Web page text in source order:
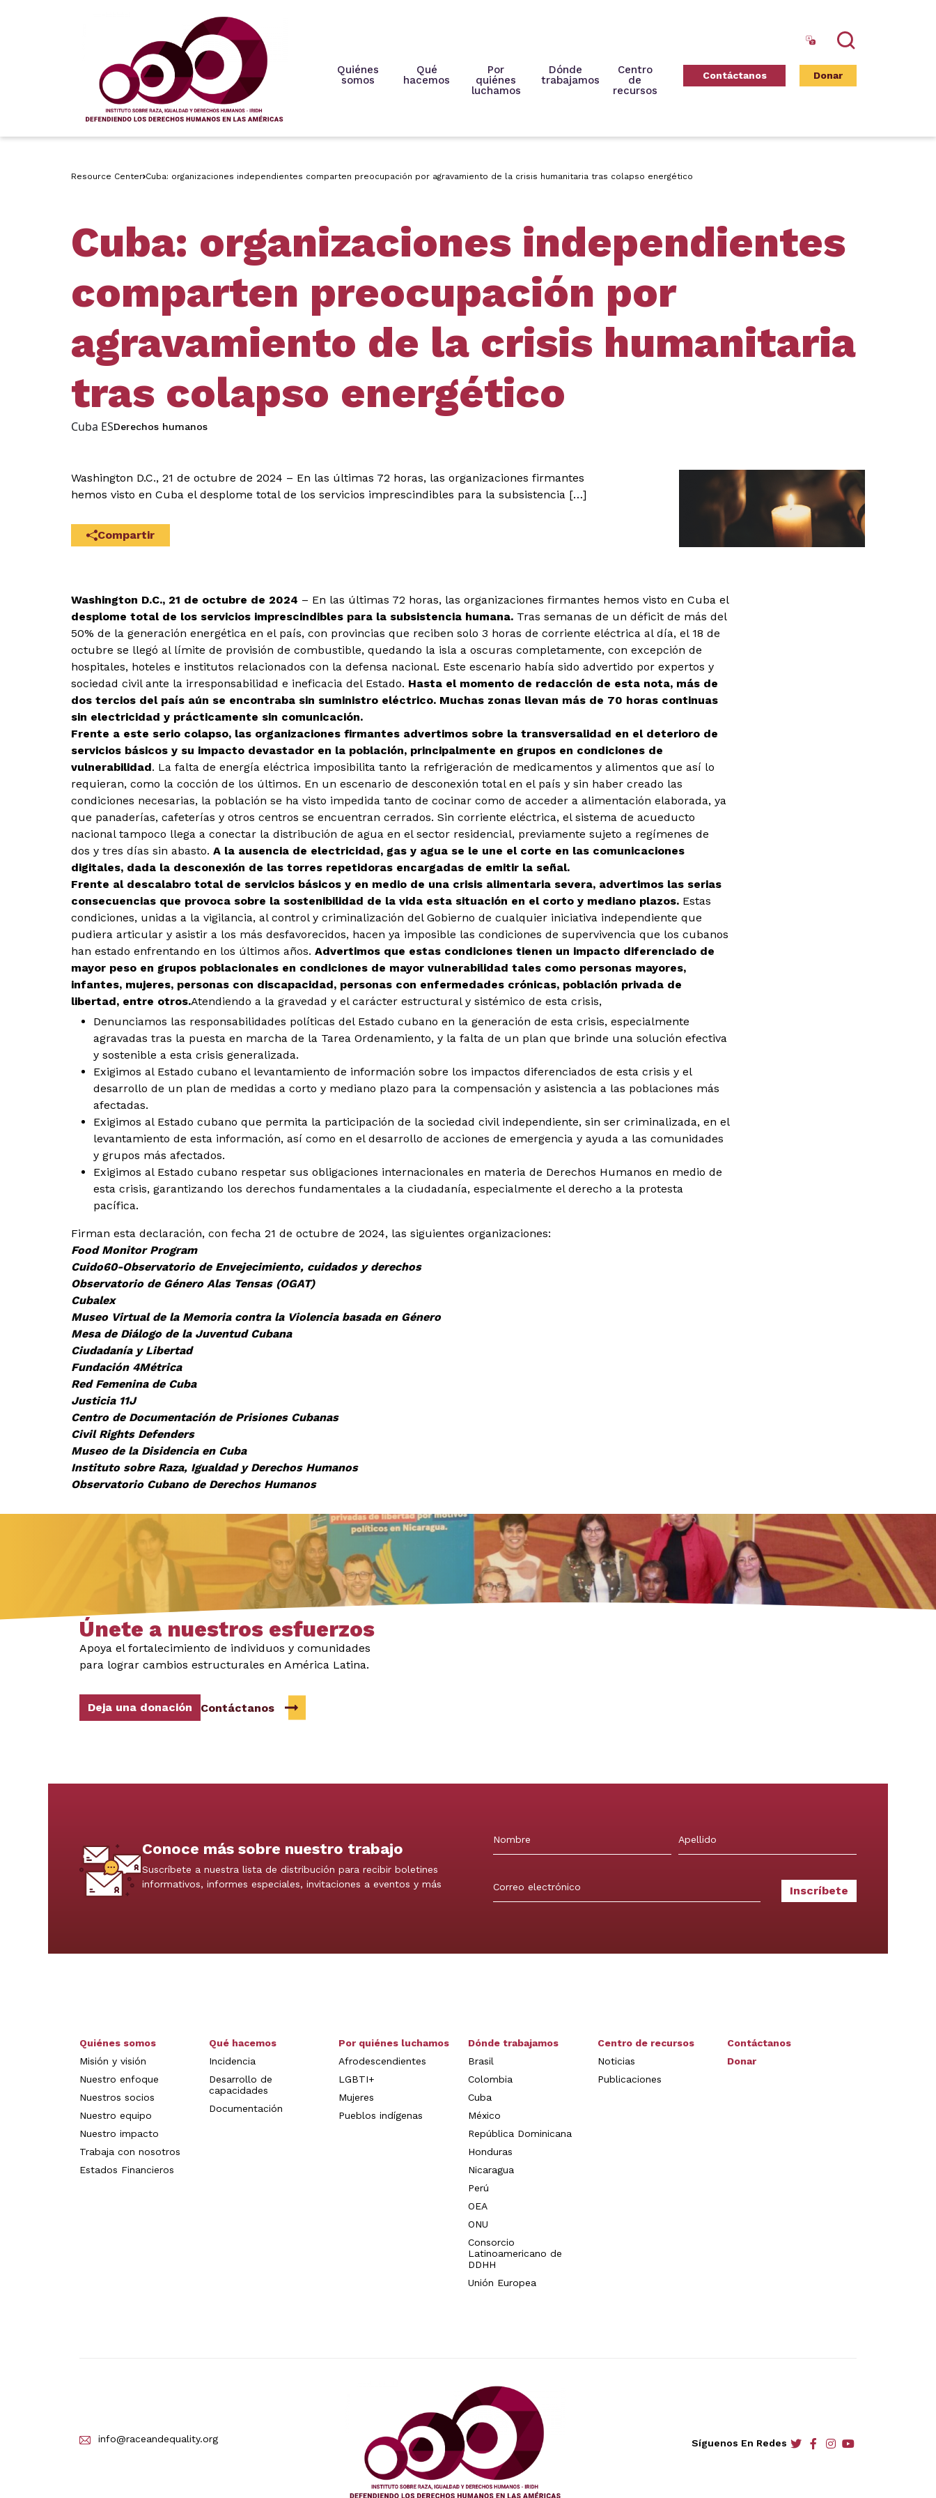
Search
Quiénes
somos
Qué
hacemos
Por
quiénes
luchamos
Dónde
trabajamos
Centro
de
recursos
Contáctanos Donar
Resource Center Cuba: organizaciones independientes comparten preocupación por agravamiento de la crisis humanitaria tras colapso energético
Cuba: organizaciones independientes
comparten preocupación por
agravamiento de la crisis humanitaria
tras colapso energético
Cuba ESDerechos humanos
Washington D.C., 21 de octubre de 2024 – En las últimas 72 horas, las organizaciones firmantes
hemos visto en Cuba el desplome total de los servicios imprescindibles para la subsistencia […]
Compartir
Washington D.C., 21 de octubre de 2024 – En las últimas 72 horas, las organizaciones firmantes hemos visto en Cuba el
desplome total de los servicios imprescindibles para la subsistencia humana. Tras semanas de un déficit de más del
50% de la generación energética en el país, con provincias que reciben solo 3 horas de corriente eléctrica al día, el 18 de
octubre se llegó al límite de provisión de combustible, quedando la isla a oscuras completamente, con excepción de
hospitales, hoteles e institutos relacionados con la defensa nacional. Este escenario había sido advertido por expertos y
sociedad civil ante la irresponsabilidad e ineficacia del Estado. Hasta el momento de redacción de esta nota, más de
dos tercios del país aún se encontraba sin suministro eléctrico. Muchas zonas llevan más de 70 horas continuas
sin electricidad y prácticamente sin comunicación.
Frente a este serio colapso, las organizaciones firmantes advertimos sobre la transversalidad en el deterioro de
servicios básicos y su impacto devastador en la población, principalmente en grupos en condiciones de
vulnerabilidad. La falta de energía eléctrica imposibilita tanto la refrigeración de medicamentos y alimentos que así lo
requieran, como la cocción de los últimos. En un escenario de desconexión total en el país y sin haber creado las
condiciones necesarias, la población se ha visto impedida tanto de cocinar como de acceder a alimentación elaborada, ya
que panaderías, cafeterías y otros centros se encuentran cerrados. Sin corriente eléctrica, el sistema de acueducto
nacional tampoco llega a conectar la distribución de agua en el sector residencial, previamente sujeto a regímenes de
dos y tres días sin abasto. A la ausencia de electricidad, gas y agua se le une el corte en las comunicaciones
digitales, dada la desconexión de las torres repetidoras encargadas de emitir la señal.
Frente al descalabro total de servicios básicos y en medio de una crisis alimentaria severa, advertimos las serias
consecuencias que provoca sobre la sostenibilidad de la vida esta situación en el corto y mediano plazos. Estas
condiciones, unidas a la vigilancia, al control y criminalización del Gobierno de cualquier iniciativa independiente que
pudiera articular y asistir a los más desfavorecidos, hacen ya imposible las condiciones de supervivencia que los cubanos
han estado enfrentando en los últimos años. Advertimos que estas condiciones tienen un impacto diferenciado de
mayor peso en grupos poblacionales en condiciones de mayor vulnerabilidad tales como personas mayores,
infantes, mujeres, personas con discapacidad, personas con enfermedades crónicas, población privada de
libertad, entre otros.Atendiendo a la gravedad y el carácter estructural y sistémico de esta crisis,
Denunciamos las responsabilidades políticas del Estado cubano en la generación de esta crisis, especialmente
agravadas tras la puesta en marcha de la Tarea Ordenamiento, y la falta de un plan que brinde una solución efectiva
y sostenible a esta crisis generalizada.
Exigimos al Estado cubano el levantamiento de información sobre los impactos diferenciados de esta crisis y el
desarrollo de un plan de medidas a corto y mediano plazo para la compensación y asistencia a las poblaciones más
afectadas.
Exigimos al Estado cubano que permita la participación de la sociedad civil independiente, sin ser criminalizada, en el
levantamiento de esta información, así como en el desarrollo de acciones de emergencia y ayuda a las comunidades
y grupos más afectados.
Exigimos al Estado cubano respetar sus obligaciones internacionales en materia de Derechos Humanos en medio de
esta crisis, garantizando los derechos fundamentales a la ciudadanía, especialmente el derecho a la protesta
pacífica.
Firman esta declaración, con fecha 21 de octubre de 2024, las siguientes organizaciones:
Food Monitor Program
Cuido60-Observatorio de Envejecimiento, cuidados y derechos
Observatorio de Género Alas Tensas (OGAT)
Cubalex
Museo Virtual de la Memoria contra la Violencia basada en Género
Mesa de Diálogo de la Juventud Cubana
Ciudadanía y Libertad
Fundación 4Métrica
Red Femenina de Cuba
Justicia 11J
Centro de Documentación de Prisiones Cubanas
Civil Rights Defenders
Museo de la Disidencia en Cuba
Instituto sobre Raza, Igualdad y Derechos Humanos
Observatorio Cubano de Derechos Humanos
Únete a nuestros esfuerzos
Apoya el fortalecimiento de individuos y comunidades
para lograr cambios estructurales en América Latina.
Deja una donación Contáctanos
Conoce más sobre nuestro trabajo
Suscríbete a nuestra lista de distribución para recibir boletines
informativos, informes especiales, invitaciones a eventos y más
Quiénes somos
Misión y visión
Nuestro enfoque
Nuestros socios
Nuestro equipo
Nuestro impacto
Trabaja con nosotros
Estados Financieros
Qué hacemos
Incidencia
Desarrollo de
capacidades
Documentación
Por quiénes luchamos
Afrodescendientes
LGBTI+
Mujeres
Pueblos indígenas
Dónde trabajamos
Brasil
Colombia
Cuba
México
República Dominicana
Honduras
Nicaragua
Perú
OEA
ONU
Consorcio
Latinoamericano de
DDHH
Unión Europea
Centro de recursos
Noticias
Publicaciones
Contáctanos
Donar
info@raceandequality.org Síguenos En Redes socialsocialsocialsocial